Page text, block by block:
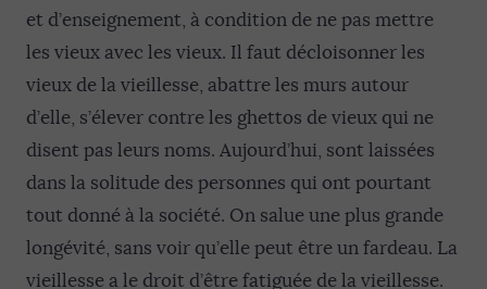
et d’enseignement, à condition de ne pas mettre
les vieux avec les vieux. Il faut décloisonner les
vieux de la vieillesse, abattre les murs autour
d’elle, s’élever contre les ghettos de vieux qui ne
disent pas leurs noms. Aujourd’hui, sont laissées
dans la solitude des personnes qui ont pourtant
tout donné à la société. On salue une plus grande
longévité, sans voir qu’elle peut être un fardeau. La
vieillesse a le droit d’être fatiguée de la vieillesse.